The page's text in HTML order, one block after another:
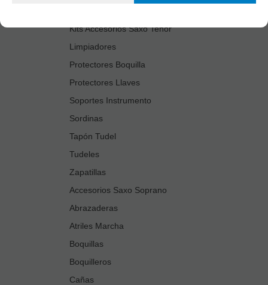
Kits Accesorios Saxo Tenor
Limpiadores
Protectores Boquilla
Protectores Llaves
Soportes Instrumento
Sordinas
Tapón Tudel
Tudeles
Zapatillas
Accesorios Saxo Soprano
Abrazaderas
Atriles Marcha
Boquillas
Boquilleros
Cañas